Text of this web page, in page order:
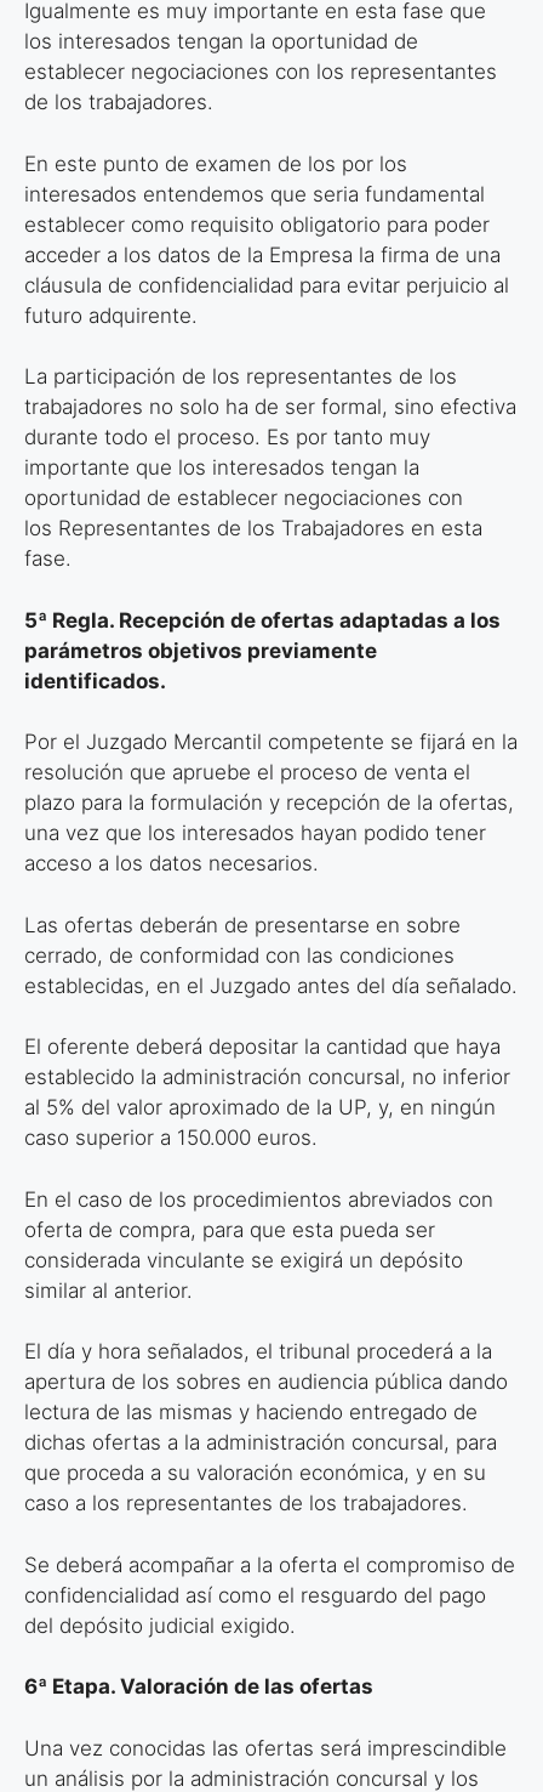
Igualmente es muy importante en esta fase que
los interesados tengan la oportunidad de
establecer negociaciones con los representantes
de los trabajadores.
En este punto de examen de los por los
interesados entendemos que seria fundamental
establecer como requisito obligatorio para poder
acceder a los datos de la Empresa la firma de una
cláusula de confidencialidad para evitar perjuicio al
futuro adquirente.
La participación de los representantes de los
trabajadores no solo ha de ser formal, sino efectiva
durante todo el proceso. Es por tanto muy
importante que los interesados tengan la
oportunidad de establecer negociaciones con
los Representantes de los Trabajadores en esta
fase.
5ª Regla. Recepción de ofertas adaptadas a los
parámetros objetivos previamente
identificados.
Por el Juzgado Mercantil competente se fijará en la
resolución que apruebe el proceso de venta el
plazo para la formulación y recepción de la ofertas,
una vez que los interesados hayan podido tener
acceso a los datos necesarios.
Las ofertas deberán de presentarse en sobre
cerrado, de conformidad con las condiciones
establecidas, en el Juzgado antes del día señalado.
El oferente deberá depositar la cantidad que haya
establecido la administración concursal, no inferior
al 5% del valor aproximado de la UP, y, en ningún
caso superior a 150.000 euros.
En el caso de los procedimientos abreviados con
oferta de compra, para que esta pueda ser
considerada vinculante se exigirá un depósito
similar al anterior.
El día y hora señalados, el tribunal procederá a la
apertura de los sobres en audiencia pública dando
lectura de las mismas y haciendo entregado de
dichas ofertas a la administración concursal, para
que proceda a su valoración económica, y en su
caso a los representantes de los trabajadores.
Se deberá acompañar a la oferta el compromiso de
confidencialidad así como el resguardo del pago
del depósito judicial exigido.
6ª Etapa. Valoración de las ofertas
Una vez conocidas las ofertas será imprescindible
un análisis por la administración concursal y los